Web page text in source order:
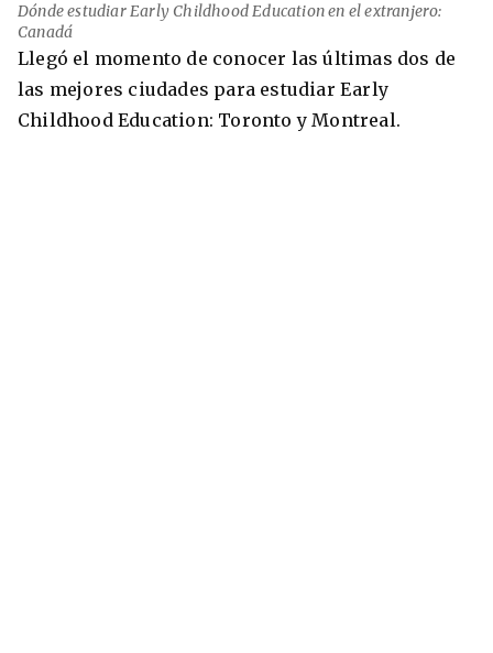
Dónde estudiar Early Childhood Education en el extranjero:
Canadá
Llegó el momento de conocer las últimas dos de
las mejores ciudades para estudiar Early
Childhood Education: Toronto y Montreal.